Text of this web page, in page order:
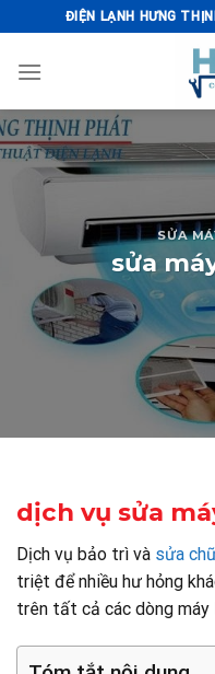
to
content
ĐIỆN LẠNH HƯNG
SỬA
sửa
dịch vụ sửa
Dịch vụ bảo trì và sửa
triệt để nhiều hư hỏng
trên tất cả các dòng máy